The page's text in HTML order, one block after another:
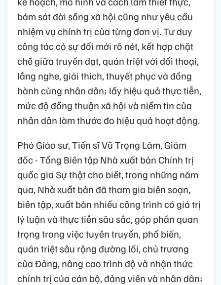
bám sát đời sống xã hội cũng như yêu cầu
nhiệm vụ chính trị của từng đơn vị. Tư duy
công tác có sự đổi mới rõ nét, kết hợp chặt
chẽ giữa truyền đạt, quán triệt với đối thoại,
lắng nghe, giải thích, thuyết phục và đồng
hành cùng nhân dân; lấy hiệu quả thực tiễn,
mức độ đồng thuận xã hội và niềm tin của
nhân dân làm thước đo hiệu quả hoạt động.
Phó Giáo sư, Tiến sĩ Vũ Trọng Lâm, Giám
đốc - Tổng Biên tập Nhà xuất bản Chính trị
quốc gia Sự thật cho biết, trong những năm
qua, Nhà xuất bản đã tham gia biên soạn,
biên tập, xuất bản nhiều công trình có giá trị
lý luận và thực tiễn sâu sắc, góp phần quan
trọng trong việc tuyên truyền, phổ biến,
quán triệt sâu rộng đường lối, chủ trương
của Đảng, nâng cao trình độ và nhận thức
chính trị của cán bộ, đảng viên và nhân dân;